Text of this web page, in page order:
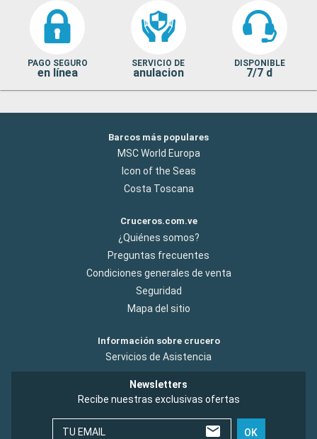
PAGO SEGURO
en línea
SERVICIO DE
anulacion
DISPONIBLE
7/7 d
Barcos más populares
MSC World Europa
Icon of the Seas
Costa Toscana
Cruceros.com.ve
¿Quiénes somos?
Preguntas frecuentes
Condiciones generales de venta
Seguridad
Mapa del sitio
Información sobre crucero
Servicios de Asistencia
Newsletters
Recibe nuestras exclusivas ofertas
TU EMAIL OK